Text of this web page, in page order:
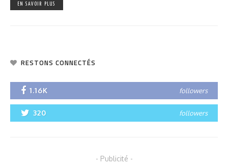
EN SAVOIR PLUS
RESTONS CONNECTÉS
1.16K followers
320 followers
- Publicité -